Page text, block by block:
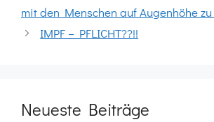
mit den Menschen auf Augenhöhe
IMPF – PFLICHT??!!
Neueste Beiträge